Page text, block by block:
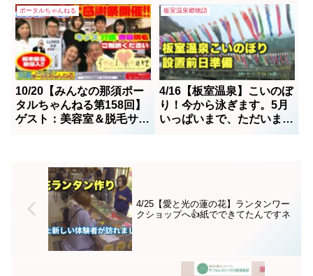
来ていただきました。・那須と
りっくあーとぴあ（株）エス・
デー 広報宣伝部所属 萩島 紀子
さん・薬膳サロン なつめ 熊
田 康子さん■那須とりっくあー
とぴあ栃木県那...
ポータルちゃんねる
10/20【みんなの那須ポー
タルちゃんねる第158回】
ゲスト：美容室＆脱毛サロ
板室温泉郷物語
4/16【板室温泉】こいのぼ
り！今から泳ぎます。5月
いっぱいまで、ただいま設
4/25【愛と光の蓮の花】ランタンワー
クショップへ👍紙でできてたんですネ